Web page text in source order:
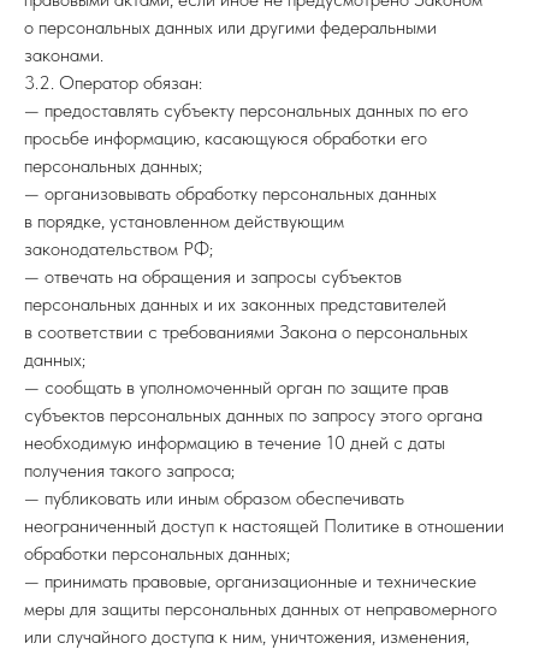
о персональных данных или другими федеральными
законами.
3.2. Оператор обязан:
— предоставлять субъекту персональных данных по его
просьбе информацию, касающуюся обработки его
персональных данных;
— организовывать обработку персональных данных
в порядке, установленном действующим
законодательством РФ;
— отвечать на обращения и запросы субъектов
персональных данных и их законных представителей
в соответствии с требованиями Закона о персональных
данных;
— сообщать в уполномоченный орган по защите прав
субъектов персональных данных по запросу этого органа
необходимую информацию в течение 10 дней с даты
получения такого запроса;
— публиковать или иным образом обеспечивать
неограниченный доступ к настоящей Политике в отношении
обработки персональных данных;
— принимать правовые, организационные и технические
меры для защиты персональных данных от неправомерного
или случайного доступа к ним, уничтожения, изменения,